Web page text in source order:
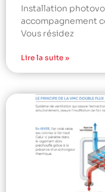
Installation
accompagnement
Vous résidez
Lire la suite »